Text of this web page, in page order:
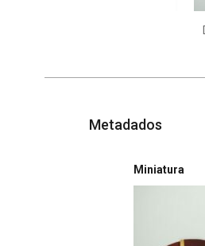
Metadados
Miniatura